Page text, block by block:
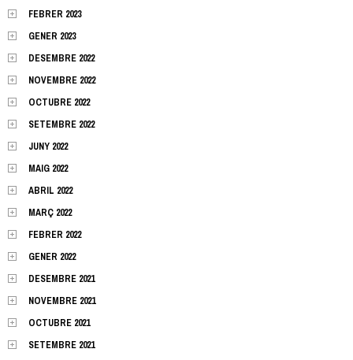
FEBRER 2023
GENER 2023
DESEMBRE 2022
NOVEMBRE 2022
OCTUBRE 2022
SETEMBRE 2022
JUNY 2022
MAIG 2022
ABRIL 2022
MARÇ 2022
FEBRER 2022
GENER 2022
DESEMBRE 2021
NOVEMBRE 2021
OCTUBRE 2021
SETEMBRE 2021